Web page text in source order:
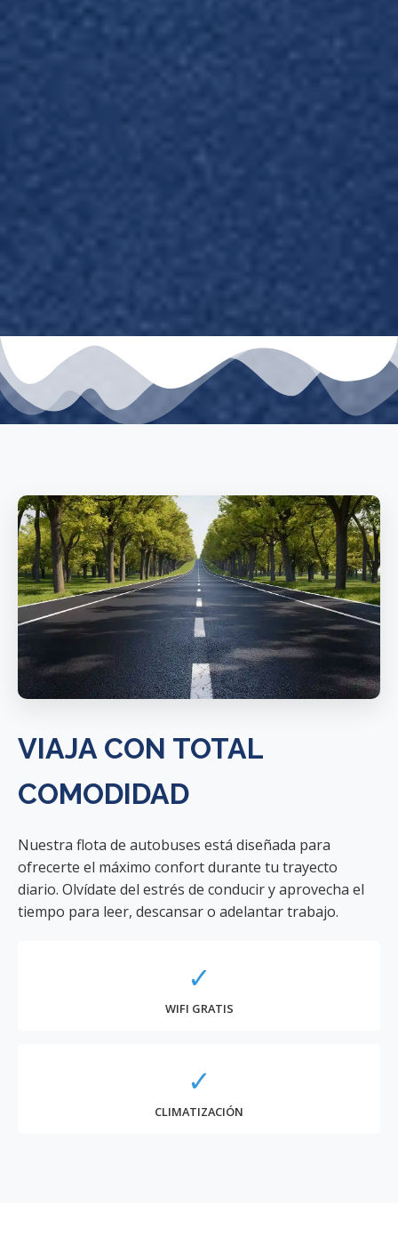
VIAJA CON TOTAL
COMODIDAD
Nuestra flota de autobuses está diseñada para
ofrecerte el máximo confort durante tu trayecto
diario. Olvídate del estrés de conducir y aprovecha el
tiempo para leer, descansar o adelantar trabajo.
✓
WIFI GRATIS
✓
CLIMATIZACIÓN